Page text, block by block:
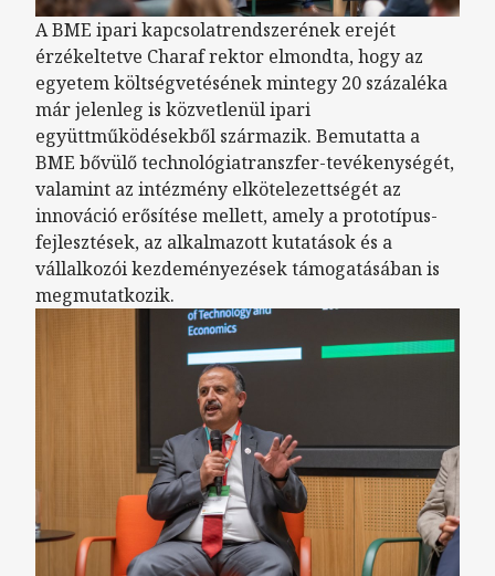
A BME ipari kapcsolatrendszerének erejét
érzékeltetve Charaf rektor elmondta, hogy az
egyetem költségvetésének mintegy 20 százaléka
már jelenleg is közvetlenül ipari
együttműködésekből származik. Bemutatta a
BME bővülő technológiatranszfer-tevékenységét,
valamint az intézmény elkötelezettségét az
innováció erősítése mellett, amely a prototípus-
fejlesztések, az alkalmazott kutatások és a
vállalkozói kezdeményezések támogatásában is
megmutatkozik.